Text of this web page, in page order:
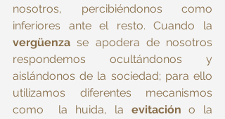
nosotros, percibiéndonos como
vergüenza se apodera de nosotros
respondemos ocultándonos y
aislándonos de la sociedad; para ello
utilizamos diferentes mecanismos
como  la huida, la evitación o la